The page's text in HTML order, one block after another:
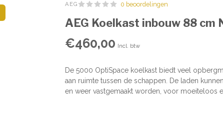
AEG 0 beoordelingen
AEG Koelkast inbouw 88 cm
€460,00 Incl. btw
De 5000 OptiSpace koelkast biedt veel
aan ruimte tussen de schappen. De laden
en weer vastgemaakt worden, voor moeiteloos